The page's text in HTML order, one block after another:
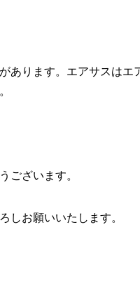
あります。エアサスは
ございます。
しお願いいたします。